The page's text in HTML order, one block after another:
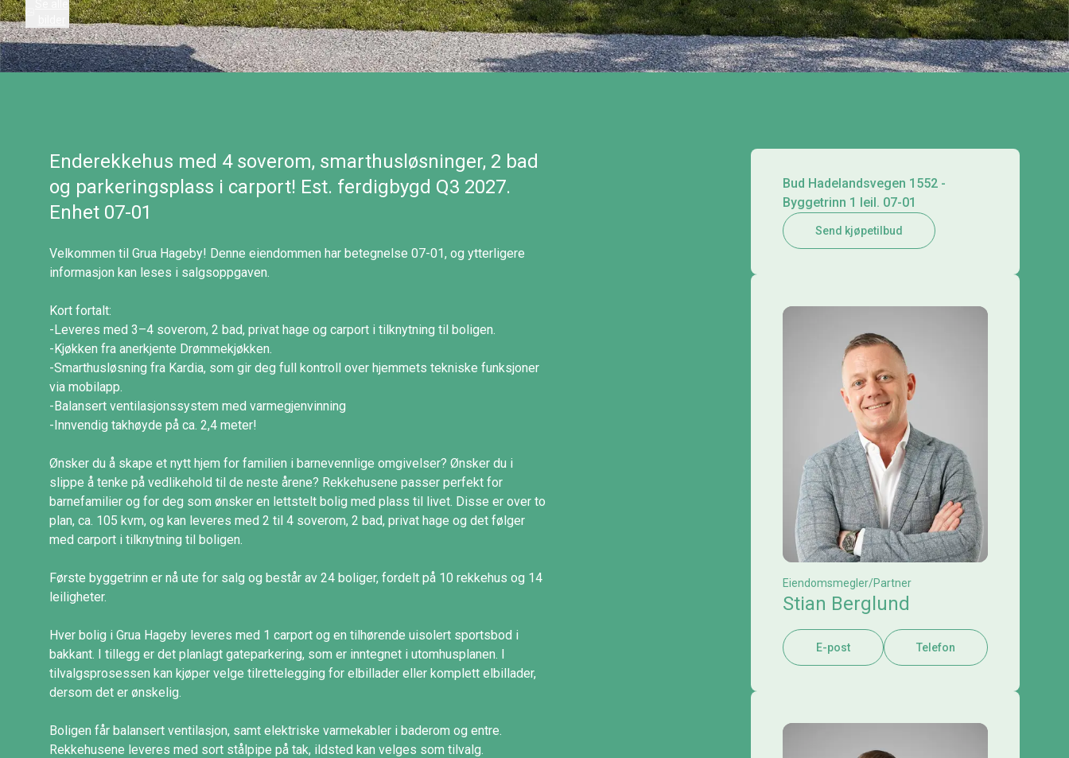
Enderekkehus med 4 soverom, smarthusløsninger, 2 bad
og parkeringsplass i carport! Est. ferdigbygd Q3 2027.
Enhet 07-01
Velkommen til Grua Hageby! Denne eiendommen har betegnelse 07-01, og ytterligere
informasjon kan leses i salgsoppgaven.
Kort fortalt:
-Leveres med 3–4 soverom, 2 bad, privat hage og carport i tilknytning til boligen.
-Kjøkken fra anerkjente Drømmekjøkken.
-Smarthusløsning fra Kardia, som gir deg full kontroll over hjemmets tekniske funksjoner
via mobilapp.
-Balansert ventilasjonssystem med varmegjenvinning
-Innvendig takhøyde på ca. 2,4 meter!
Ønsker du å skape et nytt hjem for familien i barnevennlige omgivelser? Ønsker du i
slippe å tenke på vedlikehold til de neste årene? Rekkehusene passer perfekt for
barnefamilier og for deg som ønsker en lettstelt bolig med plass til livet. Disse er over to
plan, ca. 105 kvm, og kan leveres med 2 til 4 soverom, 2 bad, privat hage og det følger
med carport i tilknytning til boligen.
Første byggetrinn er nå ute for salg og består av 24 boliger, fordelt på 10 rekkehus og 14
leiligheter.
Hver bolig i Grua Hageby leveres med 1 carport og en tilhørende uisolert sportsbod i
bakkant. I tillegg er det planlagt gateparkering, som er inntegnet i utomhusplanen. I
tilvalgsprosessen kan kjøper velge tilrettelegging for elbillader eller komplett elbillader,
dersom det er ønskelig.
Boligen får balansert ventilasjon, samt elektriske varmekabler i baderom og entre.
Rekkehusene leveres med sort stålpipe på tak, ildsted kan velges som tilvalg.
Bud Hadelandsvegen 1552 -
Byggetrinn 1 leil. 07-01
Send kjøpetilbud
Eiendomsmegler/Partner
Stian Berglund
E-post Telefon